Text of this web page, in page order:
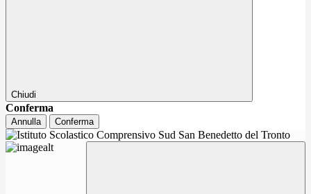
Chiudi
Conferma
Annulla Conferma